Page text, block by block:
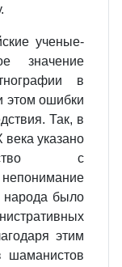
ученые-
значение
в
этом ошибки
Так, в
указано
с
народа было
этим
шаманистов